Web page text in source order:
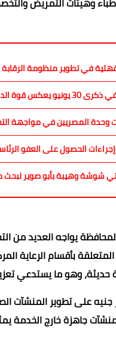
في تطوير منظومة
الاستراتيجية
الحصول على العفو
شوشة وهيبة بأبو صوير
يواجه العديد من
بأقسام
وهو ما يستدعي تعزيز
حجم الإنفاق الذي بلغ نحو 11
جاهزة خارج الخدمة